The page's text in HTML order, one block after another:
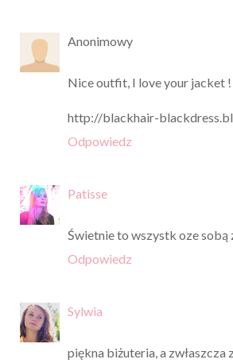
Anonimowy
Nice outfit, I love your jacket !
http://blackhair-
Odpowiedz
Patisse
Świetnie to wszystk oze sobą
Odpowiedz
Sylwia
piękna biżuteria, a zwłaszcza